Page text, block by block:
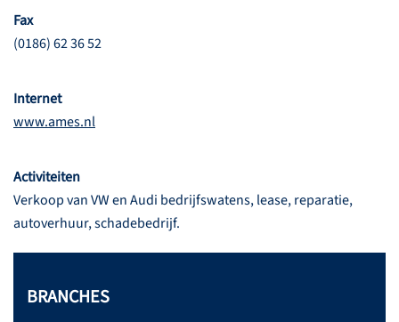
Fax
(0186) 62 36 52
Internet
www.ames.nl
Activiteiten
Verkoop van VW en Audi bedrijfswatens, lease, reparatie,
autoverhuur, schadebedrijf.
BRANCHES